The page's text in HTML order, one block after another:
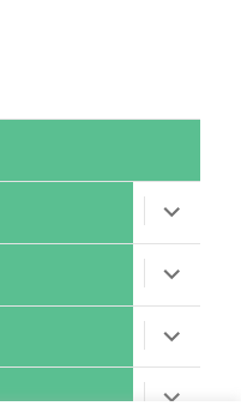
ouvrir
le
sous-
menu
ouvrir
le
sous-
menu
ouvrir
le
sous-
menu
ouvrir